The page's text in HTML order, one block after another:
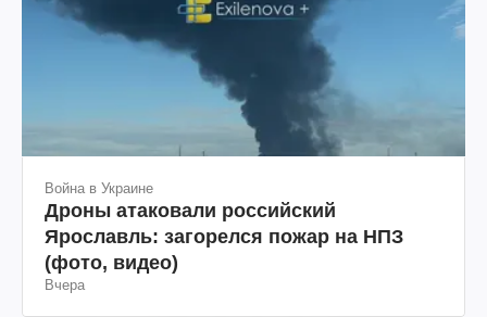
Война в Украине
Дроны атаковали российский
Ярославль: загорелся пожар на НПЗ
(фото, видео)
Вчера